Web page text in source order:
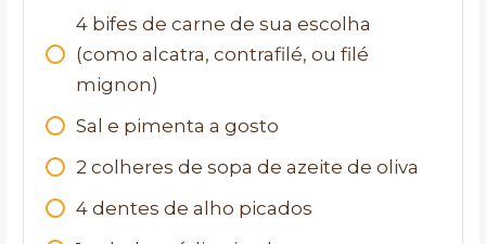
4 bifes de carne de sua escolha
(como alcatra, contrafilé, ou filé
mignon)
Sal e pimenta a gosto
2 colheres de sopa de azeite de oliva
4 dentes de alho picados